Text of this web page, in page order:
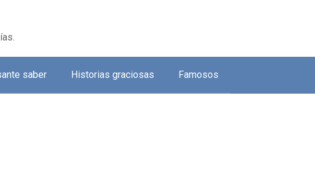
saber Historias graciosas Famosos